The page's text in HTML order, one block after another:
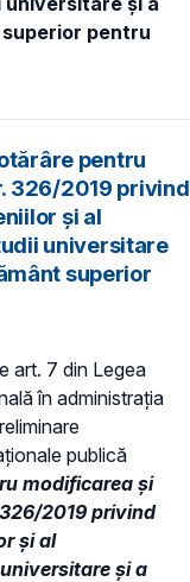
pentru
pentru
326/2019 privind
şi al
universitare
superior
art. 7 din Legea
în administraţia
publică
modificarea și
2019 privind
şi al
şi a